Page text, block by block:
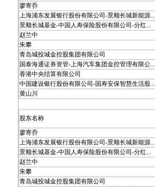
廖寄乔
上海浦东发展银行股份有限公司-景顺长城新能源...
景顺长城基金-中国人寿保险股份有限公司-分红...
赵兰中
朱攀
青岛城投城金控股集团有限公司
国泰海通证券资管-上海汽车集团金控管理有限公...
香港中央结算有限公司
中国建设银行股份有限公司-国寿安保智慧生活股...
黄山川
股东名称
廖寄乔
上海浦东发展银行股份有限公司-景顺长城新能源...
景顺长城基金-中国人寿保险股份有限公司-分红...
赵兰中
朱攀
青岛城投城金控股集团有限公司